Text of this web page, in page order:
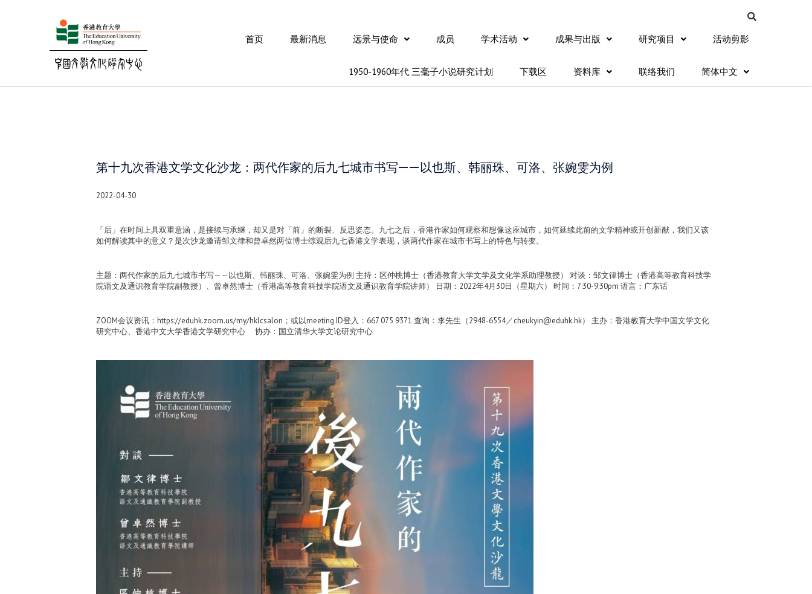
首页 最新消息 远景与使命 成员 学术活动 成果与出版 研究项目 活动剪影
1950-1960年代 三毫子小说研究计划 下载区 资料库 联络我们 简体中文
第十九次香港文学文化沙龙：两代作家的后九七城市书写——以也斯、韩丽珠、可洛、张婉雯为例
2022-04-30
「后」在时间上具双重意涵，是接续与承继，却又是对「前」的断裂、反思姿态。九七之后，香港作家如何观察和想像这座城市，如何延续此前的文学精神或开创新猷，我们又该
如何解读其中的意义？是次沙龙邀请邹文律和曾卓然两位博士综观后九七香港文学表现，谈两代作家在城市书写上的特色与转变。
主题：两代作家的后九七城市书写——以也斯、韩丽珠、可洛、张婉雯为例 主持：区仲桃博士（香港教育大学文学及文化学系助理教授） 对谈：邹文律博士（香港高等教育科技学
院语文及通识教育学院副教授）、曾卓然博士（香港高等教育科技学院语文及通识教育学院讲师） 日期：2022年4月30日（星期六） 时间：7:30-9:30pm 语言：广东话
ZOOM会议资讯：https://eduhk.zoom.us/my/hklcsalon；或以meeting ID登入：667 075 9371 查询：李先生（2948-6554／cheukyin@eduhk.hk） 主办：香港教育大学中国文学文化
研究中心、香港中文大学香港文学研究中心 协办：国立清华大学文论研究中心